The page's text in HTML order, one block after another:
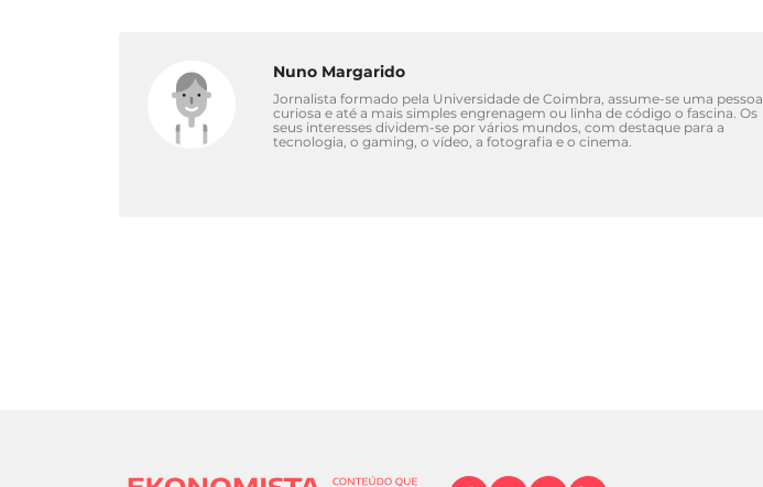
Nuno Margarido
Jornalista formado pela Universidade de Coimbra, assume-se uma pessoa
curiosa e até a mais simples engrenagem ou linha de código o fascina. Os
seus interesses dividem-se por vários mundos, com destaque para a
tecnologia, o gaming, o vídeo, a fotografia e o cinema.